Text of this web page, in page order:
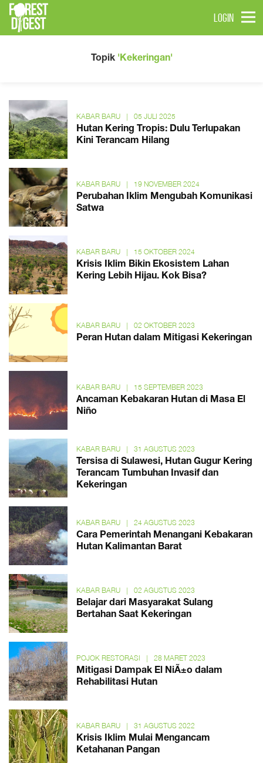
LOGIN
Topik 'Kekeringan'
KABAR BARU | 05 JULI 2025
Hutan Kering Tropis: Dulu Terlupakan
Kini Terancam Hilang
KABAR BARU | 19 NOVEMBER 2024
Perubahan Iklim Mengubah Komunikasi
Satwa
KABAR BARU | 15 OKTOBER 2024
Krisis Iklim Bikin Ekosistem Lahan
Kering Lebih Hijau. Kok Bisa?
KABAR BARU | 02 OKTOBER 2023
Peran Hutan dalam Mitigasi Kekeringan
KABAR BARU | 15 SEPTEMBER 2023
Ancaman Kebakaran Hutan di Masa El
Niño
KABAR BARU | 31 AGUSTUS 2023
Tersisa di Sulawesi, Hutan Gugur Kering
Terancam Tumbuhan Invasif dan
Kekeringan
KABAR BARU | 24 AGUSTUS 2023
Cara Pemerintah Menangani Kebakaran
Hutan Kalimantan Barat
KABAR BARU | 02 AGUSTUS 2023
Belajar dari Masyarakat Sulang
Bertahan Saat Kekeringan
POJOK RESTORASI | 28 MARET 2023
Mitigasi Dampak El NiÃ±o dalam
Rehabilitasi Hutan
KABAR BARU | 31 AGUSTUS 2022
Krisis Iklim Mulai Mengancam
Ketahanan Pangan